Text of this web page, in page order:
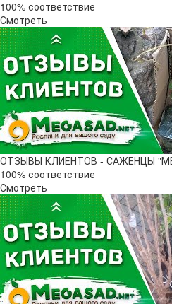
100% соответствие
Смотреть
ОТЗЫВЫ КЛИЕНТОВ - САЖЕНЦЫ
100% соответствие
Смотреть